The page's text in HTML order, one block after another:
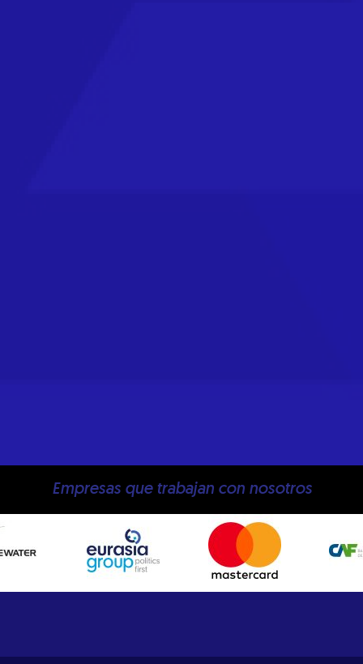
Empresas que trabajan con nosotros